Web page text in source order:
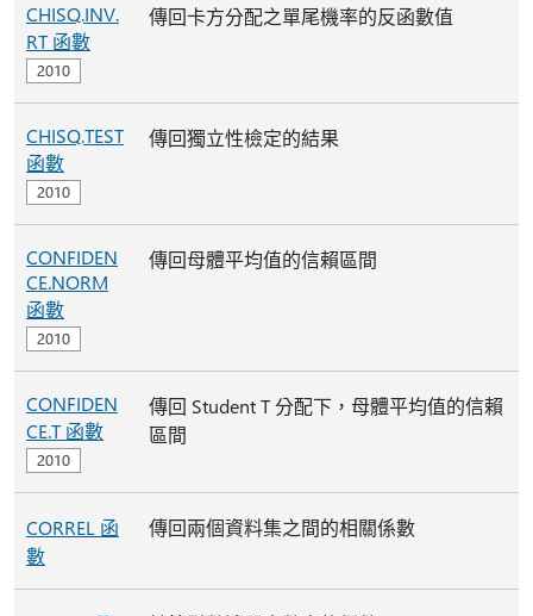
CHISQ.INV.
RT 函數
傳回卡方分配之單尾機率的反函數值
CHISQ.TEST
函數
傳回獨立性檢定的結果
CONFIDEN
CE.NORM
函數
傳回母體平均值的信賴區間
CONFIDEN
CE.T 函數
傳回 Student T 分配下，母體平均值的信賴
區間
CORREL 函
數
傳回兩個資料集之間的相關係數